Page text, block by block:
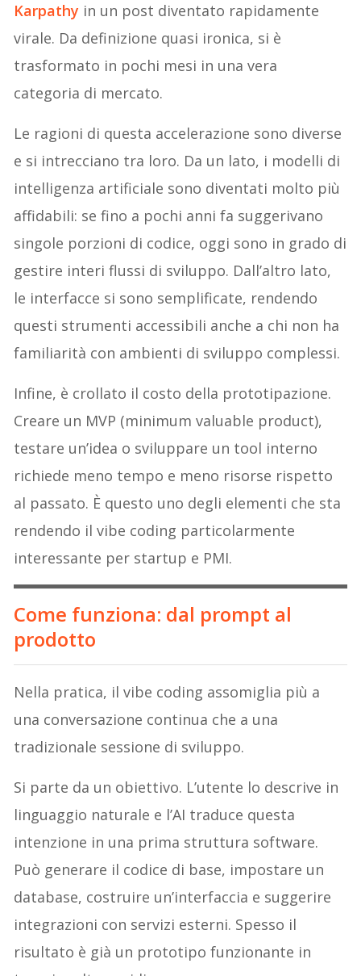
Karpathy in un post diventato rapidamente
virale. Da definizione quasi ironica, si è
trasformato in pochi mesi in una vera
categoria di mercato.
Le ragioni di questa accelerazione sono diverse
e si intrecciano tra loro. Da un lato, i modelli di
intelligenza artificiale sono diventati molto più
affidabili: se fino a pochi anni fa suggerivano
singole porzioni di codice, oggi sono in grado di
gestire interi flussi di sviluppo. Dall’altro lato,
le interfacce si sono semplificate, rendendo
questi strumenti accessibili anche a chi non ha
familiarità con ambienti di sviluppo complessi.
Infine, è crollato il costo della prototipazione.
Creare un MVP (minimum valuable product),
testare un’idea o sviluppare un tool interno
richiede meno tempo e meno risorse rispetto
al passato. È questo uno degli elementi che sta
rendendo il vibe coding particolarmente
interessante per startup e PMI.
Come funziona: dal prompt al
prodotto
Nella pratica, il vibe coding assomiglia più a
una conversazione continua che a una
tradizionale sessione di sviluppo.
Si parte da un obiettivo. L’utente lo descrive in
linguaggio naturale e l’AI traduce questa
intenzione in una prima struttura software.
Può generare il codice di base, impostare un
database, costruire un’interfaccia e suggerire
integrazioni con servizi esterni. Spesso il
risultato è già un prototipo funzionante in